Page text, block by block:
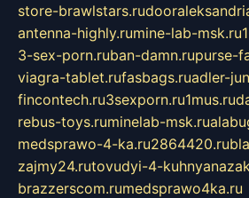
store-brawlstars.ru
antenna-highly.rumine-lab-msk.ru
3-sex-porn.ruban-damn.rupurse-
viagra-tablet.rufasbags.ruadler-
fincontech.ru3sexporn.ru1mus.ru
rebus-toys.ruminelab-msk.ru
medsprawo-4-ka.ru2864420.ru
zajmy24.rutovudyi-4-
brazzerscom.rumedsprawo4ka.ru